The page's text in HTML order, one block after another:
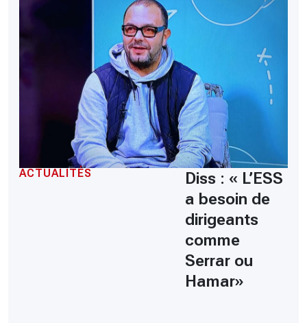
ACTUALITÉS
Diss : « L’ESS
a besoin de
dirigeants
comme
Serrar ou
Hamar»